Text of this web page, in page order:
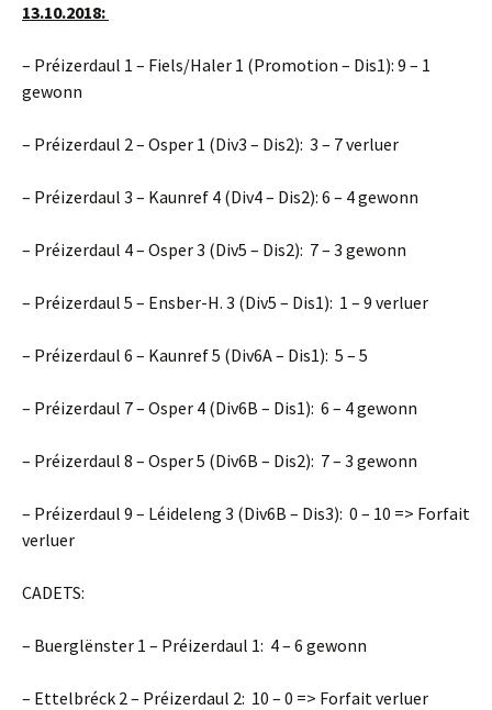
13.10.2018:
– Préizerdaul 1 – Fiels/Haler 1 (Promotion – Dis1): 9 – 1
gewonn
– Préizerdaul 2 – Osper 1 (Div3 – Dis2): 3 – 7 verluer
– Préizerdaul 3 – Kaunref 4 (Div4 – Dis2): 6 – 4 gewonn
– Préizerdaul 4 – Osper 3 (Div5 – Dis2): 7 – 3 gewonn
– Préizerdaul 5 – Ensber-H. 3 (Div5 – Dis1): 1 – 9 verluer
– Préizerdaul 6 – Kaunref 5 (Div6A – Dis1): 5 – 5
– Préizerdaul 7 – Osper 4 (Div6B – Dis1): 6 – 4 gewonn
– Préizerdaul 8 – Osper 5 (Div6B – Dis2): 7 – 3 gewonn
– Préizerdaul 9 – Léideleng 3 (Div6B – Dis3): 0 – 10 => Forfait
verluer
CADETS:
– Buerglënster 1 – Préizerdaul 1: 4 – 6 gewonn
– Ettelbréck 2 – Préizerdaul 2: 10 – 0 => Forfait verluer